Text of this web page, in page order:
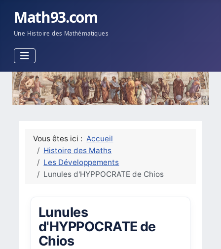
Math93.com
Une Histoire des Mathématiques
Vous êtes ici : Accueil
Histoire des Maths
Les Développements
Lunules d'HYPPOCRATE de Chios
Lunules
d'HYPPOCRATE de
Chios